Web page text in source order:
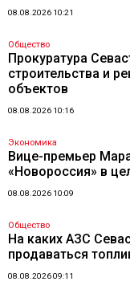
08.08.2026 10:21
Общество
Прокуратура
строительства и
объектов
08.08.2026 10:16
Экономика
Вице-премьер
«Новороссия» в
08.08.2026 10:09
Общество
На каких АЗС
продаваться
08.08.2026 09:11